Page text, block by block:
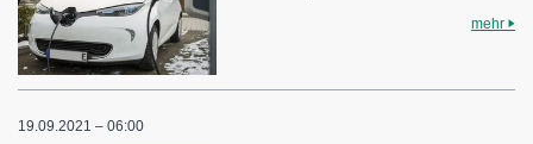
mehr
19.09.2021 – 06:00